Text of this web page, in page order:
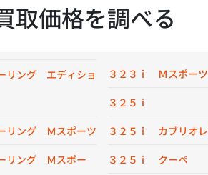
取価格を調べる
リング エディショ
リング Ｍスポーツ
リング Ｍスポー
３２３ｉ Ｍスポーツ
３２５ｉ
３２５ｉ カブリオレ
３２５ｉ クーペ